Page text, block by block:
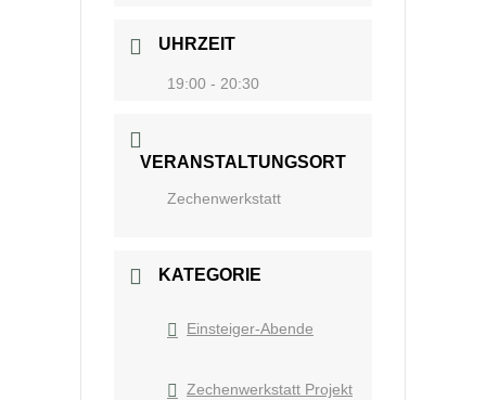
UHRZEIT
19:00 - 20:30
VERANSTALTUNGSORT
Zechenwerkstatt
KATEGORIE
Einsteiger-Abende
Zechenwerkstatt Projekt